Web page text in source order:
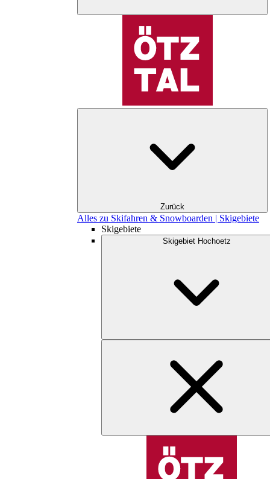
Zurück
Alles zu Skifahren & Snowboarden | Skigebiete
Skigebiete
Skigebiet Hochoetz